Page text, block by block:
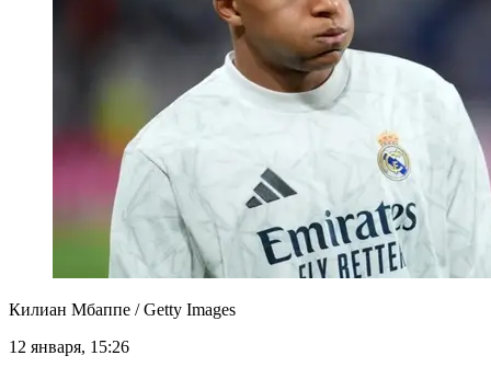
Килиан Мбаппе / Getty Images
12 января, 15:26